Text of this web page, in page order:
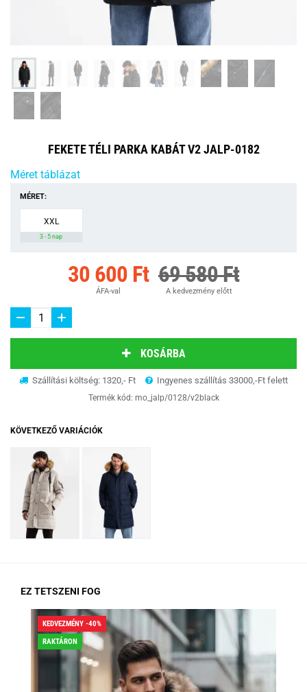
FEKETE TÉLI PARKA KABÁT V2 JALP-0182
Méret táblázat
MÉRET:
XXL
3 - 5 nap
30 600 Ft
ÁFA-val
69 580 Ft
A kedvezmény előtt
KOSÁRBA
Szállítási költség: 1320,- Ft Ingyenes szállítás 33000,-Ft felett
Termék kód: mo_jalp/0128/v2black
KÖVETKEZŐ VARIÁCIÓK
EZ TETSZENI FOG
KEDVEZMÉNY -40%
RAKTÁRON